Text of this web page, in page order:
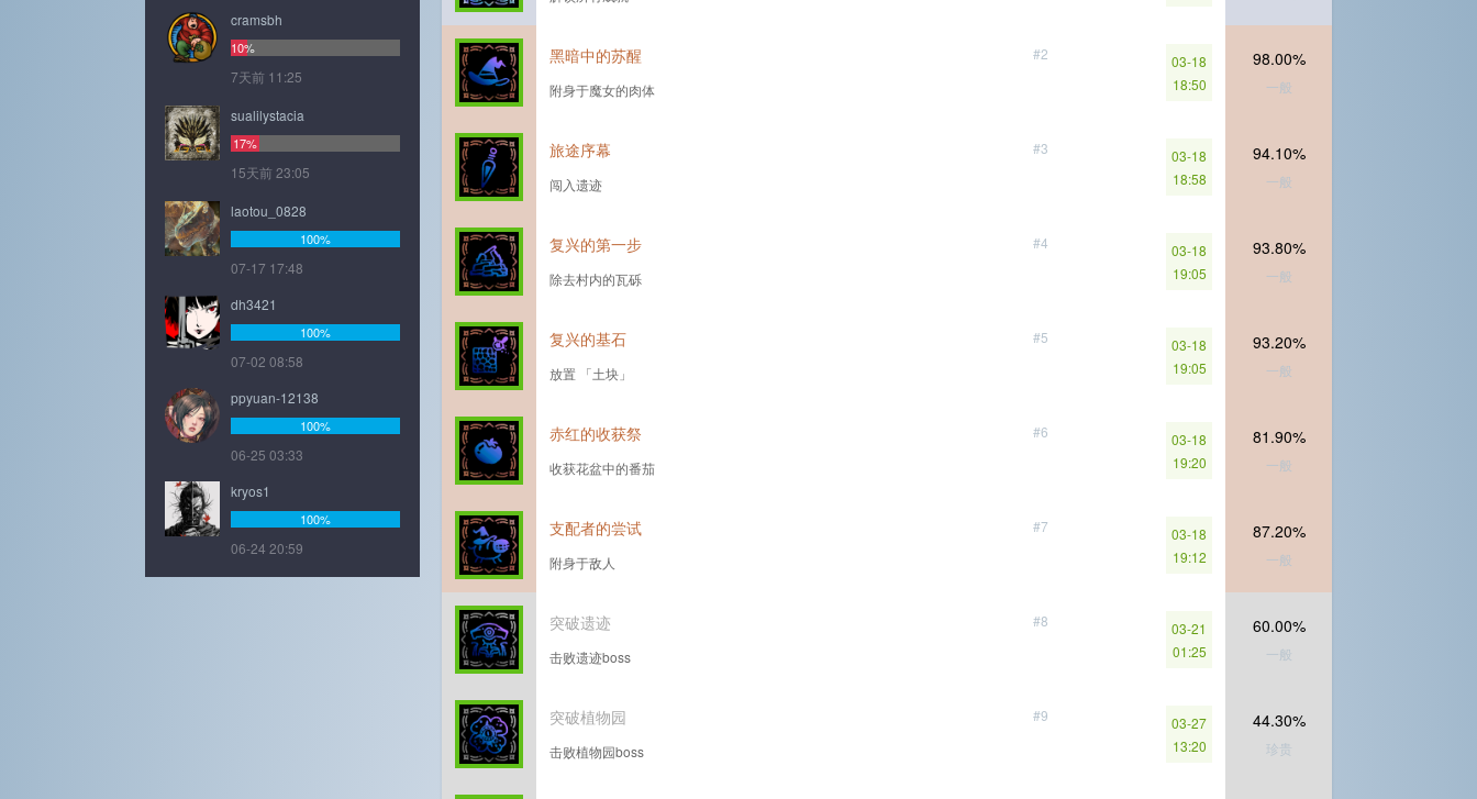
#2
黑暗中的苏醒
附身于魔女的肉体
03-18
18:50
98.00%
一般
#3
旅途序幕
闯入遗迹
03-18
18:58
94.10%
一般
#4
复兴的第一步
除去村内的瓦砾
03-18
19:05
93.80%
一般
#5
复兴的基石
放置 「土块」
03-18
19:05
93.20%
一般
#6
赤红的收获祭
收获花盆中的番茄
03-18
19:20
81.90%
一般
#7
支配者的尝试
附身于敌人
03-18
19:12
87.20%
一般
#8
突破遗迹
击败遗迹boss
03-21
01:25
60.00%
一般
#9
突破植物园
击败植物园boss
03-27
13:20
44.30%
珍贵
cramsbh
10%
7天前 11:25
sualilystacia
17%
15天前 23:05
laotou_0828
100%
07-17 17:48
dh3421
100%
07-02 08:58
ppyuan-12138
100%
06-25 03:33
kryos1
100%
06-24 20:59